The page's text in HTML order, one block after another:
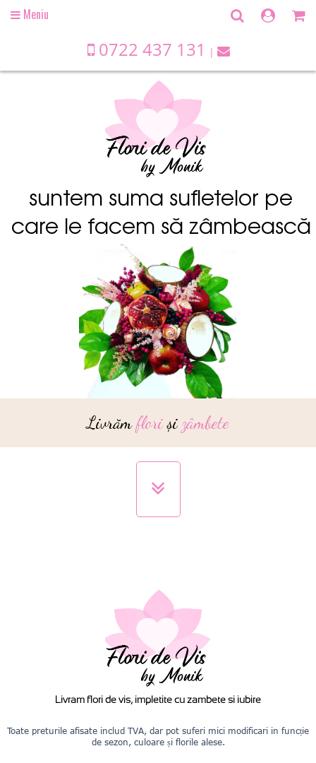
suntem suma sufletelor pe
care le facem să zâmbească
Livrămfloriși zâmbete
OpenMeniu
0722 437 131
Livram flori de vis, impletite cu zambete si iubire
Toate preturile afisate includ TVA, dar pot suferi mici modificari in funcție
de sezon, culoare și florile alese.